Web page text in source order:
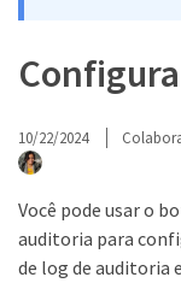
10/22/2024
Você pode usar o
auditoria para
de log de auditoria